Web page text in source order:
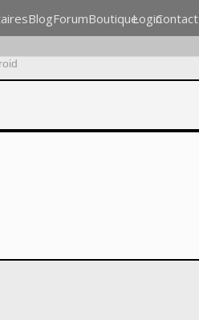
BlogForumBoutiqueLoginContact